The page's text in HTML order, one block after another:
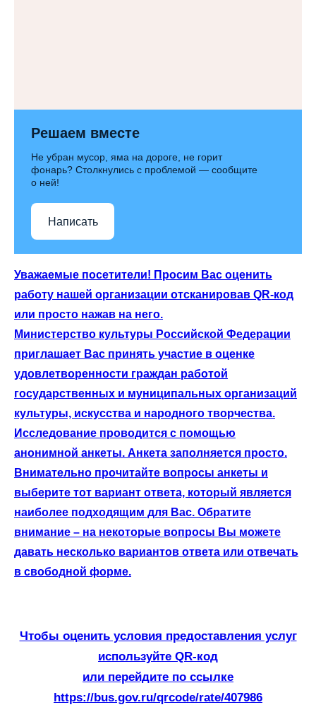
Решаем вместе
Не убран мусор, яма на дороге, не горит
фонарь? Столкнулись с проблемой — сообщите
о ней!
Написать
Уважаемые посетители! Просим Вас оценить
работу нашей организации отсканировав QR-код
или просто нажав на него.
Министерство культуры Российской Федерации
приглашает Вас принять участие в оценке
удовлетворенности граждан работой
государственных и муниципальных организаций
культуры, искусства и народного творчества.
Исследование проводится с помощью
анонимной анкеты. Анкета заполняется просто.
Внимательно прочитайте вопросы анкеты и
выберите тот вариант ответа, который является
наиболее подходящим для Вас. Обратите
внимание – на некоторые вопросы Вы можете
давать несколько вариантов ответа или отвечать
в свободной форме.
Чтобы оценить условия предоставления услуг
используйте QR-код
или перейдите по ссылке
https://bus.gov.ru/qrcode/rate/407986